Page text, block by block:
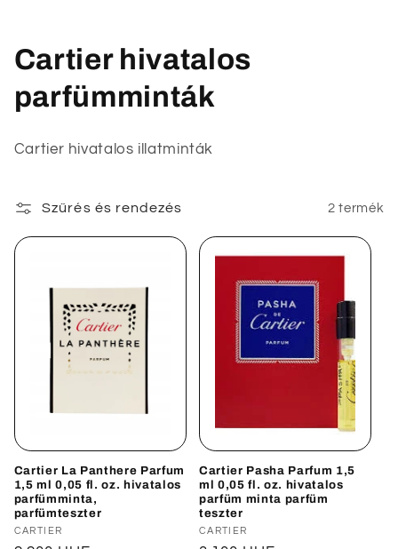
K
o
e
k
Cartier hivatalos
parfümminták
Cartier hivatalos illatminták
Szűrés és rendezés 2 termék
Cartier La Panthere Parfum
1,5 ml 0,05 fl. oz. hivatalos
parfümminta,
parfümteszter
Forgalmazó:
CARTIER
Cartier Pasha Parfum 1,5
ml 0,05 fl. oz. hivatalos
parfüm minta parfüm
teszter
Forgalmazó:
CARTIER